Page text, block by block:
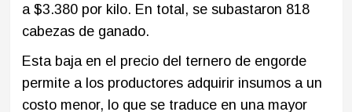
a $3.380 por kilo. En total, se subastaron 818
cabezas de ganado.
Esta baja en el precio del ternero de engorde
permite a los productores adquirir insumos a un
costo menor, lo que se traduce en una mayor